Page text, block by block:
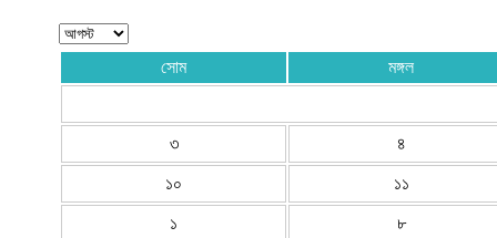
সোম মঙ্গল
৩ ৪
১০ ১১
১ ৮